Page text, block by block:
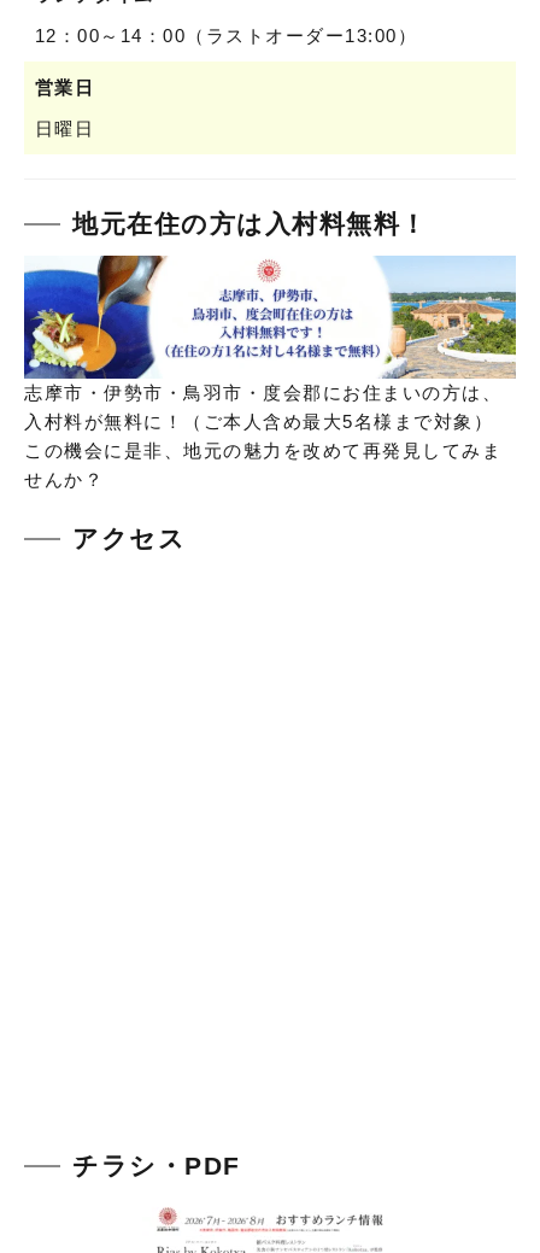
12：00～14：00（ラストオーダー13:00）
営業日
日曜日
地元在住の方は入村料無料！
志摩市・伊勢市・鳥羽市・度会郡にお住まいの方は、
入村料が無料に！（ご本人含め最大5名様まで対象）
この機会に是非、地元の魅力を改めて再発見してみま
せんか？
アクセス
チラシ・PDF